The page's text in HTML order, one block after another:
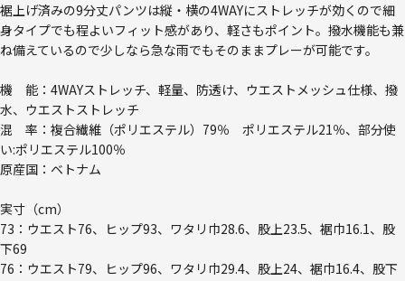
裾上げ済みの9分丈パンツは縦・横の4WAYにストレッチが効くので細
身タイプでも程よいフィット感があり、軽さもポイント。撥水機能も兼
ね備えているので少しなら急な雨でもそのままプレーが可能です。
機 能：4WAYストレッチ、軽量、防透け、ウエストメッシュ仕様、撥
水、ウエストストレッチ
混 率：複合繊維（ポリエステル）79％ ポリエステル21％、部分使
い:ポリエステル100％
原産国：ベトナム
実寸（cm）
73：ウエスト76、ヒップ93、ワタリ巾28.6、股上23.5、裾巾16.1、股
下69
76：ウエスト79、ヒップ96、ワタリ巾29.4、股上24、裾巾16.4、股下